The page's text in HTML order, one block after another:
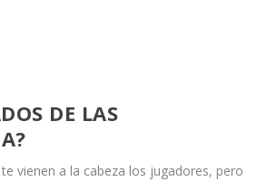
DE LAS
vienen a la cabeza los jugadores, pero